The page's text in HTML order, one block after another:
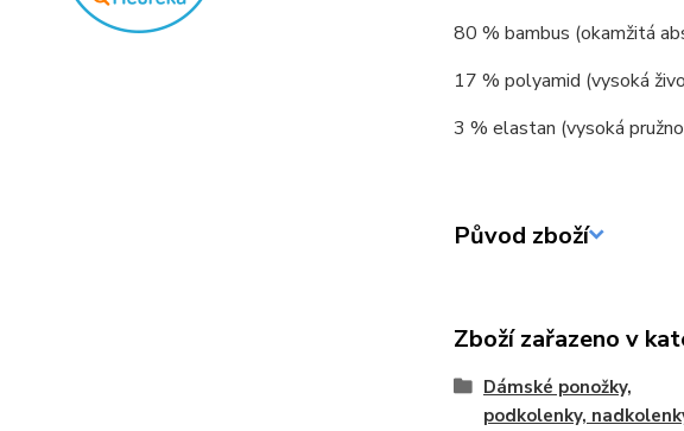
80 % bambus (okamžitá
17 % polyamid (vysoká
3 % elastan (vysoká
Původ zboží
Zboží zařazeno v
Dámské ponožky,
podkolenky,